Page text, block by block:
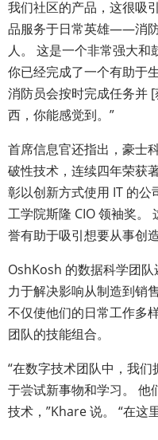
我们社区的产品，这很吸
品服务于日常英雄——消
人。 这是一个非常强大和
你已经完成了一个有助于
消防员会按时完成任务并
西，你能感觉到。”
首席信息官还指出，豪士
破性技术，连续四年荣获
彰以创新方式使用 IT 的
工学院斯隆 CIO 领袖奖。
誉有助于吸引想要从事创
OshKosh 的数据科学团
力于解决影响从制造到销
不仅使他们的日常工作多
团队的技能组合。
“在数字技术团队中，我
于尝试新事物和学习。 他
技术，”Khare 说。 “在这